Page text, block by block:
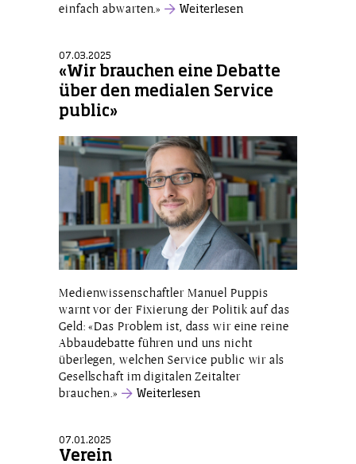
einfach abwarten.»
Weiterlesen
07.03.2025
«Wir brauchen eine Debatte
über den medialen Service
public»
Medienwissenschaftler Manuel Puppis
warnt vor der Fixierung der Politik auf das
Geld: «Das Problem ist, dass wir eine reine
Abbaudebatte führen und uns nicht
überlegen, welchen Service public wir als
Gesellschaft im digitalen Zeitalter
brauchen.»
Weiterlesen
07.01.2025
Verein